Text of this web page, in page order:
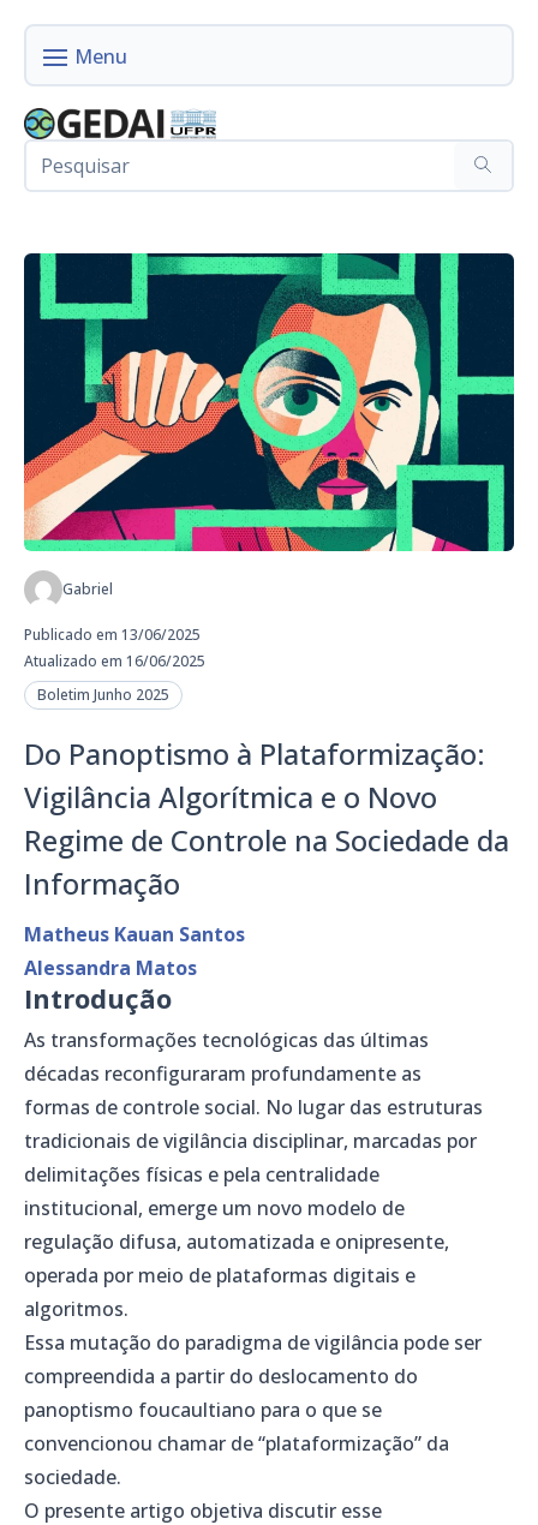
Gabriel
Publicado em 13/06/2025
Atualizado em 16/06/2025
Boletim Junho 2025
Do Panoptismo à Plataformização:
Vigilância Algorítmica e o Novo
Regime de Controle na Sociedade da
Informação
Matheus Kauan Santos
Alessandra Matos
Introdução
As transformações tecnológicas das últimas
décadas reconfiguraram profundamente as
formas de controle social. No lugar das estruturas
tradicionais de vigilância disciplinar, marcadas por
delimitações físicas e pela centralidade
institucional, emerge um novo modelo de
regulação difusa, automatizada e onipresente,
operada por meio de plataformas digitais e
algoritmos.
Essa mutação do paradigma de vigilância pode ser
compreendida a partir do deslocamento do
panoptismo foucaultiano para o que se
convencionou chamar de “plataformização” da
sociedade.
O presente artigo objetiva discutir esse